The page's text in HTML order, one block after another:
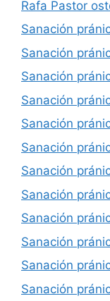
Rafa Pastor
Sanación
Sanación
Sanación
Sanación
Sanación
Sanación
Sanación
Sanación
Sanación
Sanación
Sanación
Sanación